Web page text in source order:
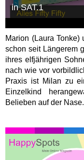
in SAT.1
Marion (Laura
schon seit Längerem
ihres elfjährigen
nach wie vor
Praxis ist Milan zu
Einzelkind
Belieben auf der